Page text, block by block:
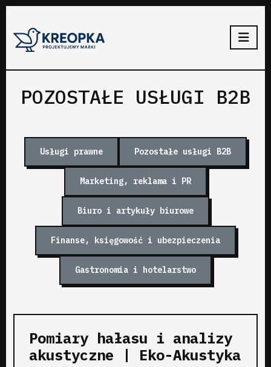
POZOSTAŁE USŁUGI B2B
Usługi prawne Pozostałe usługi B2B
Marketing, reklama i PR
Biuro i artykuły biurowe
Finanse, księgowość i ubezpieczenia
Gastronomia i hotelarstwo
Pomiary hałasu i analizy
akustyczne | Eko-Akustyka